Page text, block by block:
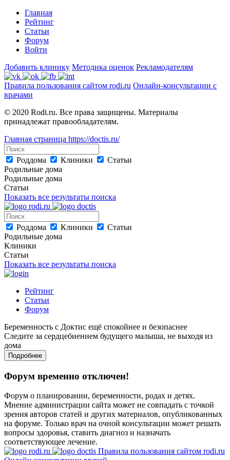
Главная
Рейтинг
Статьи
Форум
Войти
Добавить клинику Методика оценок Рекламодателям
Правила пользования сайтом rodi.ru Онлайн-консультации с
врачами
© 2020 Rodi.ru. Все права защищены. Материалы
принадлежат правообладателям.
Главная страница https://doctis.ru/
Роддома Клиники
Статьи
Родильные дома
Родильные дома
Статьи
Показать все результаты поиска
Роддома Клиники
Статьи
Родильные дома
Клиники
Статьи
Показать все результаты поиска
Рейтинг
Статьи
Форум
Беременность с Доктис ещё спокойнее и безопаснее
Следите за сердцебиением будущего малыша, не выходя из
дома
Подробнее
Форум временно отключен!
Форум о планировании, беременности, родах и детях.
Мнение администрации сайта может не совпадать с точкой
зрения авторов статей и других материалов, опубликованных
на форуме. Только врач на очной консультации может решать
вопросы здоровья, ставить диагноз и назначать
соответствующее лечение.
Правила пользования сайтом rodi.ru